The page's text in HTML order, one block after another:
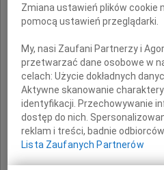
Z głębokim żalem żegnamy Śp.
łącząc się w bólu z Ireną, Marcinem,
Są ludzie, których się nie zapomina.
Olechowskiego Łączymy się w smutku
Z głębokim smutkiem żegnam
zaangażowanego, by zapewnić
Zmiana ustawień plików cookie
pomocą ustawień przeglądarki.
My, nasi Zaufani Partnerzy i
przetwarzać dane osobowe w
celach:Użycie dokładnych
Aktywne skanowanie
identyfikacji. Przechowywanie
dostęp do nich.
reklam i treści, badnie odbiorców
Lista Zaufanych Partnerów